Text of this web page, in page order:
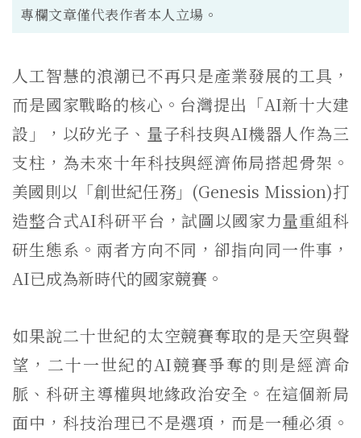
專欄文章僅代表作者本人立場。
人工智慧的浪潮已不再只是產業發展的工具，
而是國家戰略的核心。台灣提出「AI新十大建
設」，以矽光子、量子科技與AI機器人作為三
支柱，為未來十年科技與經濟佈局搭起骨架。
美國則以「創世紀任務」(Genesis Mission)打
造整合式AI科研平台，試圖以國家力量重組科
研生態系。兩者方向不同，卻指向同一件事，
AI已成為新時代的國家競賽。
如果說二十世紀的太空競賽奪取的是天空與聲
望，二十一世紀的AI競賽爭奪的則是經濟命
脈、科研主導權與地緣政治安全。在這個新局
面中，科技治理已不是選項，而是一種必須。